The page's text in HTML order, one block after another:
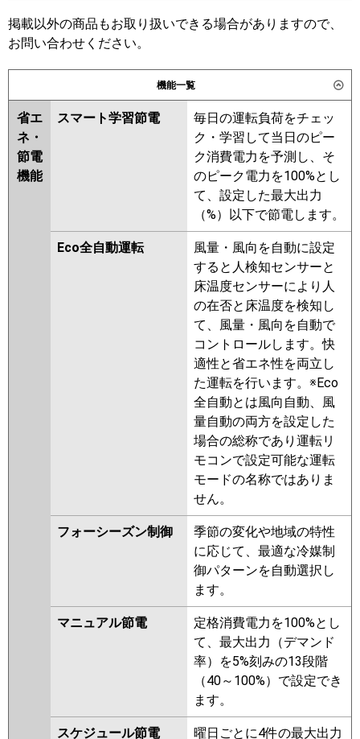
日立 RCID-GP280RSHW5
三菱重工
パナソニック PA-P280L7HVNC PA-P280L7HVC
SZRG280ANW SZZG280CJW
RWSF28033MUB RWSF28033MU
RWSF28033XU
RWSF28033X AWSF28037M
AWSF28037X AWSF28057M
AWSF28057X
三菱電機 PLZD-ERMP280LE5 PLZD-
ERMP280L5
PLZD-ERMP280LE4
PLZD-ERMP280L4
PLZD-
ERMP280LE3 PLZD-ERMP280L3
PLZD-ERMP280L2 PLZD-
ERMP280LE2 PLZD-ERMP280LEZ
PLZD-ERMP280LZ PLZD-
ERP280LY PLZD-ERP280LEY
PLZD-ERP280LEV PLZD-
ERP280LV
RCID-GP280RSHW4 RCID-
GP280RSHW3 RCID-
GP280RSHW2 RCID-
GP280RSHW1 RCID-GP280RSHW
RCID-AP280SHW9-kobe
RCID-
AP280SHW9
RCID-AP280SHW8-
RCID-AP280SHW8
三菱重工
FDTWVP2804HD5SA
FDTWVP2804HD5SA-rak
FDTWVP2804HD5S-rak
FDTWVP2804HD5S-rakuri-na
FDTWVP2804HD5S
PA-P280L7HVNB PA-P280L7HVB
PA-P280L7HVA PA-P280L7HVNA
PA-P280L7HV
PA-P280L7HVN
PA-P280L6HVB
PA-P280L6HVA PA-P280L6HVN1
掲載以外の商品もお取り扱いできる場合がありますので、
お問い合わせください。
機能一覧
省エ
ネ・
節電
機能
スマート学習節電
毎日の運転負荷をチェッ
ク・学習して当日のピー
ク消費電力を予測し、そ
のピーク電力を100%とし
て、設定した最大出力
（%）以下で節電します。
Eco全自動運転
風量・風向を自動に設定
すると人検知センサーと
床温度センサーにより人
の在否と床温度を検知し
て、風量・風向を自動で
コントロールします。快
適性と省エネ性を両立し
た運転を行います。※Eco
全自動とは風向自動、風
量自動の両方を設定した
場合の総称であり運転リ
モコンで設定可能な運転
モードの名称ではありま
せん。
フォーシーズン制御
季節の変化や地域の特性
に応じて、最適な冷媒制
御パターンを自動選択し
ます。
マニュアル節電
定格消費電力を100%とし
て、最大出力（デマンド
率）を5%刻みの13段階
（40～100%）で設定でき
ます。
スケジュール節電
曜日ごとに4件の最大出力